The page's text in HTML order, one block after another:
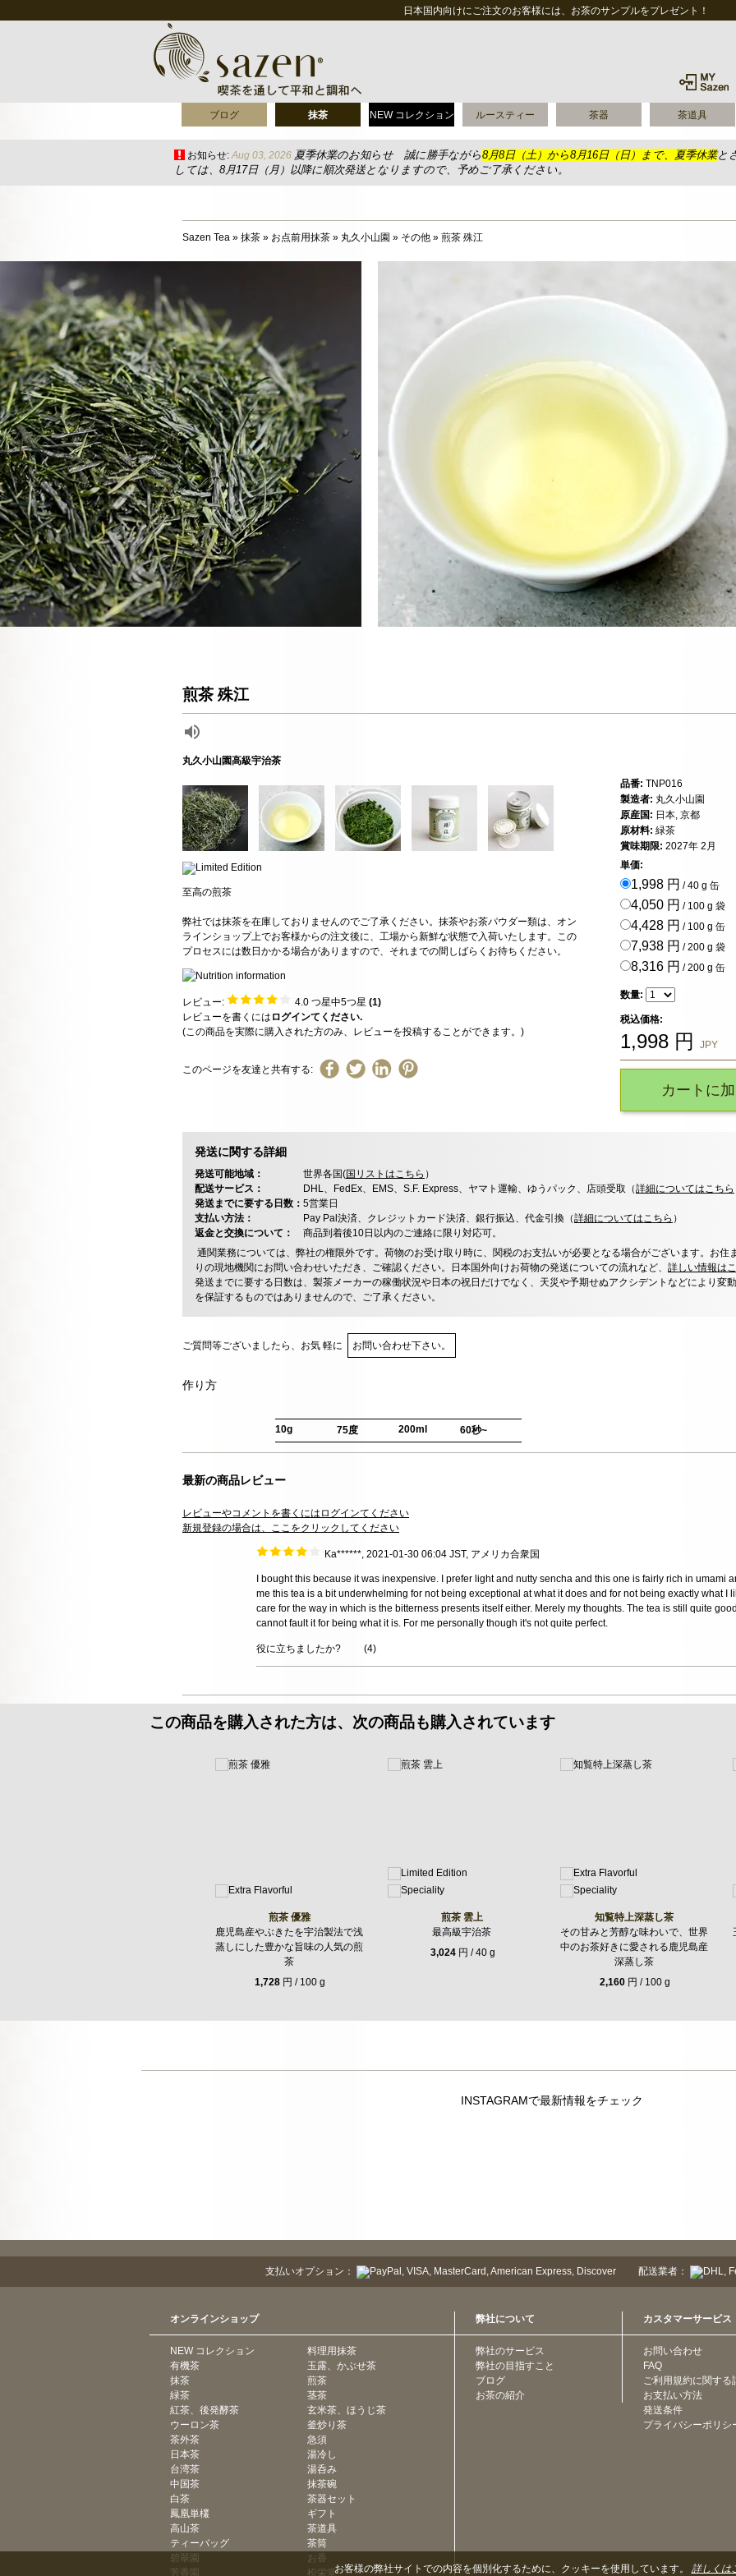
日本国内向けにご注文のお客様には、お茶のサンプルをプレゼント！
ブログ 抹茶 NEW コレクション ルースティー 茶器 茶道具
お知らせ: Aug 03, 2026 夏季休業のお知らせ 誠に勝手ながら8月8日（土）から8月16日（日）まで、夏季休業と
しては、8月17日（月）以降に順次発送となりますので、予めご了承ください。
Sazen Tea » 抹茶 » お点前用抹茶 » 丸久小山園 » その他 » 煎茶 殊江
煎茶 殊江
丸久小山園高級宇治茶
至高の煎茶
弊社では抹茶を在庫しておりませんのでご了承ください。抹茶やお茶パウダー類は、オン
ラインショップ上でお客様からの注文後に、工場から新鮮な状態で入荷いたします。この
プロセスには数日かかる場合がありますので、それまでの間しばらくお待ちください。
レビュー: 4.0 つ星中5つ星 (1)
レビューを書くには ログインてください.
(この商品を実際に購入された方のみ、レビューを投稿することができます。)
このページを友達と共有する:
品番: TNP016
製造者: 丸久小山園
原産国: 日本, 京都
原材料: 緑茶
賞味期限: 2027年 2月
単価:
1,998 円 / 40 g 缶
4,050 円 / 100 g 袋
4,428 円 / 100 g 缶
7,938 円 / 200 g 袋
8,316 円 / 200 g 缶
数量:
税込価格:
1,998 円 JPY
カートに
発送に関する詳細
発送可能地域： 世界各国(国リストはこちら ）
配送サービス：
DHL、FedEx、EMS、S.F. Express、ヤマト運輸、ゆうパック、店頭受取（詳細についてはこちら
発送までに要する日数： 5営業日
支払い方法：
Pay Pal決済、クレジットカード決済、銀行振込、代金引換（詳細についてはこちら ）
返金と交換について：
商品到着後10日以内のご連絡に限り対応可。
通関業務については、弊社の権限外です。荷物のお受け取り時に、関税のお支払いが必要となる場合がございます。お住
りの現地機関にお問い合わせいただき、ご確認ください。日本国外向けお荷物の発送についての流れなど、 詳しい情報は
発送までに要する日数は、製茶メーカーの稼働状況や日本の祝日だけでなく、天災や予期せぬアクシデントなどにより変
を保証するものではありませんので、ご了承ください。
ご質問等ございましたら、お気 軽に お問い合わせ下さい。
作り方
10g 75度 200ml 60秒~
最新の商品レビュー
レビューやコメントを書くにはログインてください
新規登録の場合は、ここをクリックしてください
Ka******, 2021-01-30 06:04 JST, アメリカ合衆国
I bought this because it was inexpensive. I prefer light and nutty sencha and this one is fairly rich in umami
me this tea is a bit underwhelming for not being exceptional at what it does and for not being exactly what I
care for the way in which is the bitterness presents itself either. Merely my thoughts. The tea is still quite
cannot fault it for being what it is. For me personally though it's not quite perfect.
役に立ちましたか? (4)
この商品を購入された方は、次の商品も購入されています
煎茶 優雅
鹿児島産やぶきたを宇治製法で浅
蒸しにした豊かな旨味の人気の煎
茶
1,728 円 / 100 g
煎茶 雲上
最高級宇治茶
3,024円 / 40 g
知覧特上深蒸し茶
その甘みと芳醇な味わいで、世界
中のお茶好きに愛される鹿児島産
深蒸し茶
2,160 円 / 100 g
INSTAGRAMで最新情報をチェック
支払いオプション： 配送業者：
オンラインショップ
NEW コレクション
有機茶
抹茶
緑茶
紅茶、後発酵茶
ウーロン茶
茶外茶
日本茶
台湾茶
中国茶
白茶
鳳凰単欉
高山茶
ティーバッグ
碧翠園
芳香園
料理用抹茶
玉露、かぶせ茶
煎茶
茎茶
玄米茶、ほうじ茶
釜炒り茶
急須
湯冷し
湯呑み
抹茶碗
茶器セット
ギフト
茶道具
茶筒
お香
松栄堂
弊社について
弊社のサービス
弊社の目指すこと
ブログ
お茶の紹介
カスタマーサービス
お問い合わせ
FAQ
ご利用規約に関する
お支払い方法
発送条件
プライバシーポリシ
お客様の弊社サイトでの内容を個別化するために、クッキーを使用しています。 詳しくは